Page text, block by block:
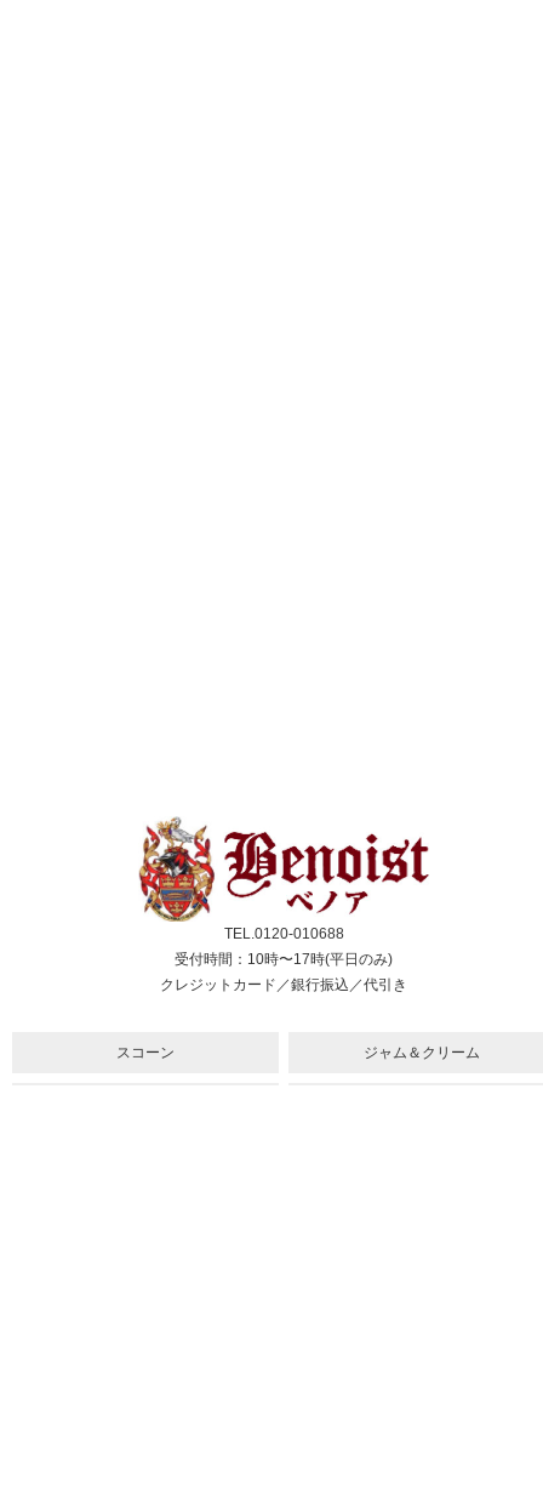
TEL.0120-010688
受付時間：10時〜17時(平日のみ)
クレジットカード／銀行振込／代引き
スコーン ジャム＆クリーム